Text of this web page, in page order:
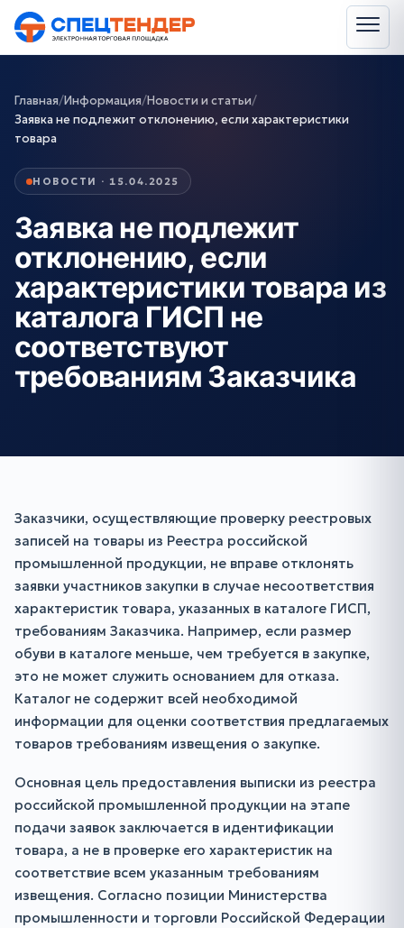
Главная/Информация/Новости и статьи/
Заявка не подлежит отклонению, если характеристики
товара
НОВОСТИ · 15.04.2025
Заявка не подлежит
отклонению, если
характеристики товара из
каталога ГИСП не
соответствуют
требованиям Заказчика
Заказчики, осуществляющие проверку реестровых
записей на товары из Реестра российской
промышленной продукции, не вправе отклонять
заявки участников закупки в случае несоответствия
характеристик товара, указанных в каталоге ГИСП,
требованиям Заказчика. Например, если размер
обуви в каталоге меньше, чем требуется в закупке,
это не может служить основанием для отказа.
Каталог не содержит всей необходимой
информации для оценки соответствия предлагаемых
товаров требованиям извещения о закупке.
Основная цель предоставления выписки из реестра
российской промышленной продукции на этапе
подачи заявок заключается в идентификации
товара, а не в проверке его характеристик на
соответствие всем указанным требованиям
извещения. Согласно позиции Министерства
промышленности и торговли Российской Федерации